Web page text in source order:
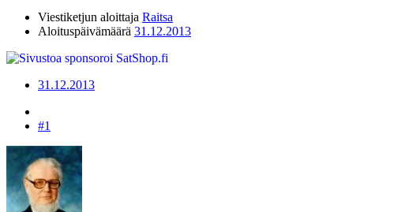
Viestiketjun aloittaja Raitsa
Aloituspäivämäärä 31.12.2013
31.12.2013
#1